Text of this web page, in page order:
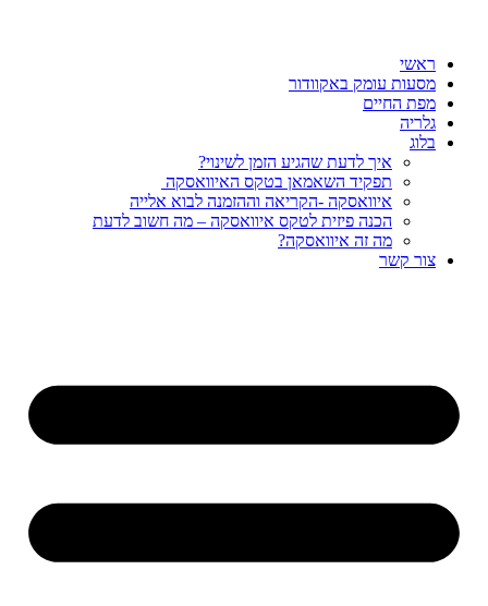
ראשי
מסעות עומק באקוודור
מפת החיים
גלריה
בלוג
איך לדעת שהגיע הזמן לשינוי?
תפקיד השאמאן בטקס האיוואסקה
איוואסקה -הקריאה וההזמנה לבוא אלייה
הכנה פיזית לטקס איוואסקה – מה חשוב לדעת
מה זה איוואסקה?
צור קשר